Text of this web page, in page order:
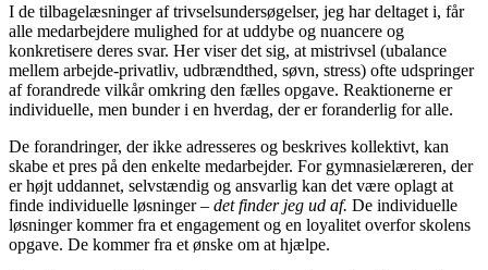
I de tilbagelæsninger af trivselsundersøgelser, jeg har deltaget i, får
alle medarbejdere mulighed for at uddybe og nuancere og
konkretisere deres svar. Her viser det sig, at mistrivsel (ubalance
mellem arbejde-privatliv, udbrændthed, søvn, stress) ofte udspringer
af forandrede vilkår omkring den fælles opgave. Reaktionerne er
individuelle, men bunder i en hverdag, der er foranderlig for alle.
De forandringer, der ikke adresseres og beskrives kollektivt, kan
skabe et pres på den enkelte medarbejder. For gymnasielæreren, der
er højt uddannet, selvstændig og ansvarlig kan det være oplagt at
finde individuelle løsninger – det finder jeg ud af. De individuelle
løsninger kommer fra et engagement og en loyalitet overfor skolens
opgave. De kommer fra et ønske om at hjælpe.